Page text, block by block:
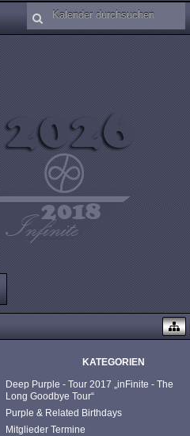
KATEGORIEN
Deep Purple - Tour 2017 „inFinite - The
Long Goodbye Tour“
Purple & Related Birthdays
Mitglieder Termine